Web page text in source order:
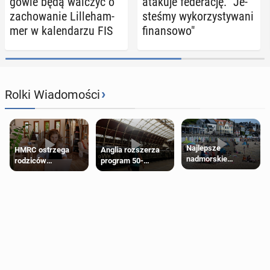
za­cho­wa­nie Lil­le­ham­
mer w ka­len­da­rzu FIS
ste­śmy wy­ko­rzy­sty­wa­ni
fi­nan­so­wo"
Rolki Wiadomości›
HMRC ostrzega
rodziców
pobierających Child
Anglia rozszerza
program 50-
procentowych
Najlepsze
nadmorskie
miasteczko blisko